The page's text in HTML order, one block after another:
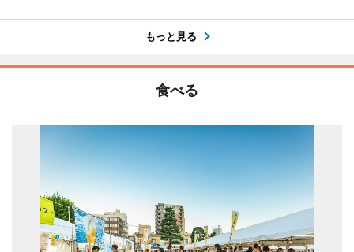
もっと見る
食べる